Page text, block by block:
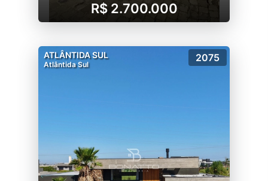
R$ 2.700.000
ATLÂNTIDA SUL
Atlântida Sul
2075